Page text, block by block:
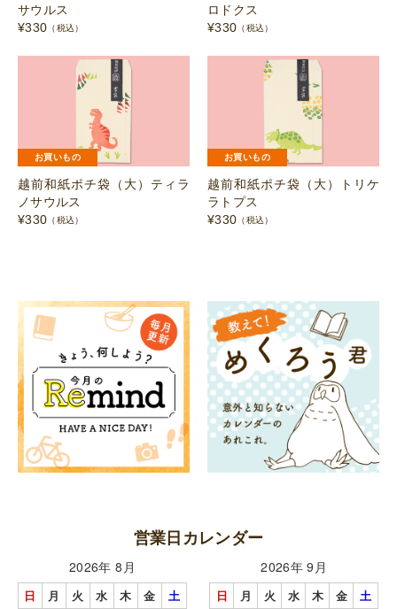
サウルス
¥330 （税込）
ロドクス
¥330 （税込）
お買いもの
越前和紙ポチ袋（大）ティラ
ノサウルス
¥330 （税込）
お買いもの
越前和紙ポチ袋（大）トリケ
ラトプス
¥330 （税込）
営業日カレンダー
2026年 8月
日 月 火 水 木 金 土
2026年 9月
日 月 火 水 木 金 土